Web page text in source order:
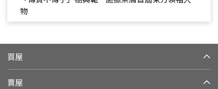
物
買屋
賣屋